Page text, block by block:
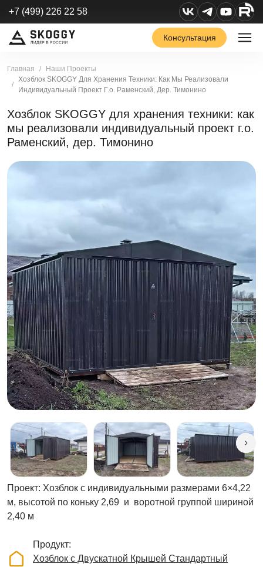
+7 (499) 226 22 58
Консультация
Главная
Наши Проекты
Хозблок SKOGGY Для Хранения Техники: Как Мы Реализовали
Индивидуальный Проект Г.о. Раменский, Дер. Тимонино
Хозблок SKOGGY для хранения техники: как
мы реализовали индивидуальный проект г.о.
Раменский, дер. Тимонино
Проект: Хозблок с индивидуальными размерами 6×4,22
м, высотой по коньку 2,69 и воротной группой шириной
2,40 м
Продукт
Хозблок с Двускатной Крышей Стандартный